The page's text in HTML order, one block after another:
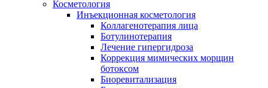
Косметология
Инъекционная косметология
Коллагенотерапия лица
Ботулинотерапия
Лечение гипергидроза
Коррекция мимических морщин
ботоксом
Биоревитализация